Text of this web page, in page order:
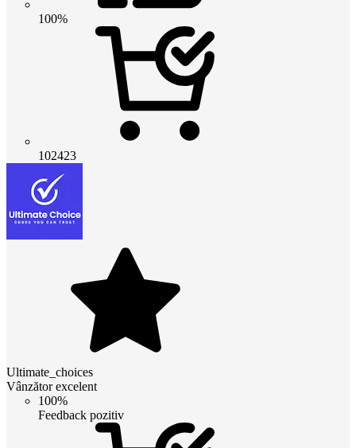
100%
102423
Ultimate_choices
Vânzător excelent
100%
Feedback pozitiv